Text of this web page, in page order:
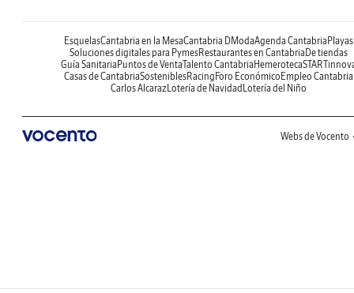
EsquelasCantabria en la MesaCantabria DModaAgenda CantabriaPlayas
Soluciones digitales para PymesRestaurantes en CantabriaDe tiendas
Guía SanitariaPuntos de VentaTalento CantabriaHemeroteca
Casas de CantabriaSosteniblesRacingForo EconómicoEmpleo Cantabria
Carlos AlcarazLotería de NavidadLotería del Niño
Webs de Vocento